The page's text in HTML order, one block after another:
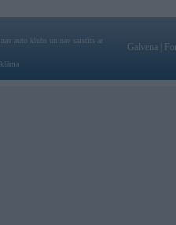
auto klubs un nav saistīts ar
Galvena